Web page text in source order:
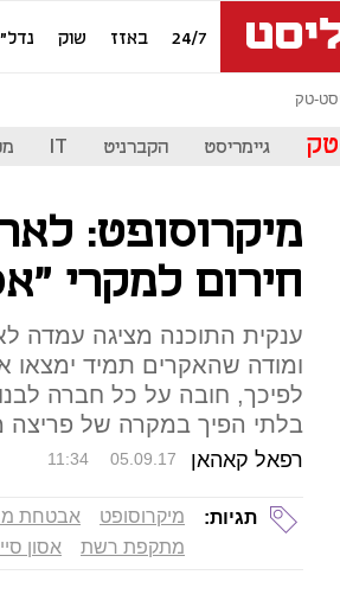
24/7 באזז שוק
טק
גיימריסט הקברניט IT
מיקרוסופט:
חירום למקרי
ענקית התוכנה מציגה עמדה
ומודה שהאקרים תמיד ימצאו
לפיכך, חובה על כל חברה
בלתי הפיך במקרה של
רפאל קאהאן 11:34 05.09.17
תגיות: מיקרוסופט
אבטחת
מתקפת רשת
אסון